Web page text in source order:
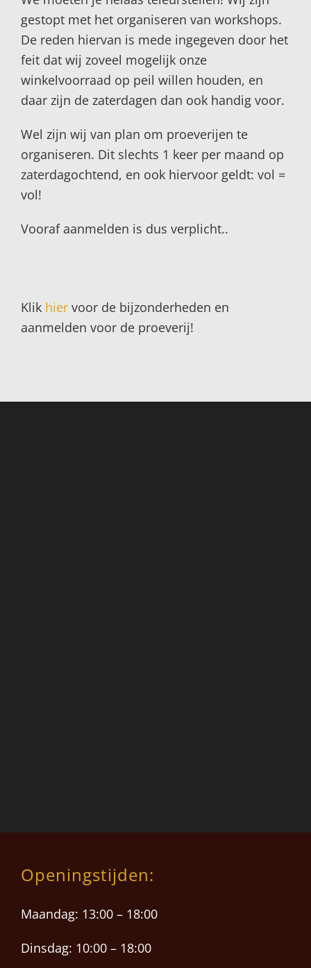
gestopt met het organiseren van workshops.
De reden hiervan is mede ingegeven door het
feit dat wij zoveel mogelijk onze
winkelvoorraad op peil willen houden, en
daar zijn de zaterdagen dan ook handig voor.
Wel zijn wij van plan om proeverijen te
organiseren. Dit slechts 1 keer per maand op
zaterdagochtend, en ook hiervoor geldt: vol =
vol!
Vooraf aanmelden is dus verplicht..
Klik hier voor de bijzonderheden en
aanmelden voor de proeverij!
Openingstijden:
Maandag: 13:00 – 18:00
Dinsdag: 10:00 – 18:00